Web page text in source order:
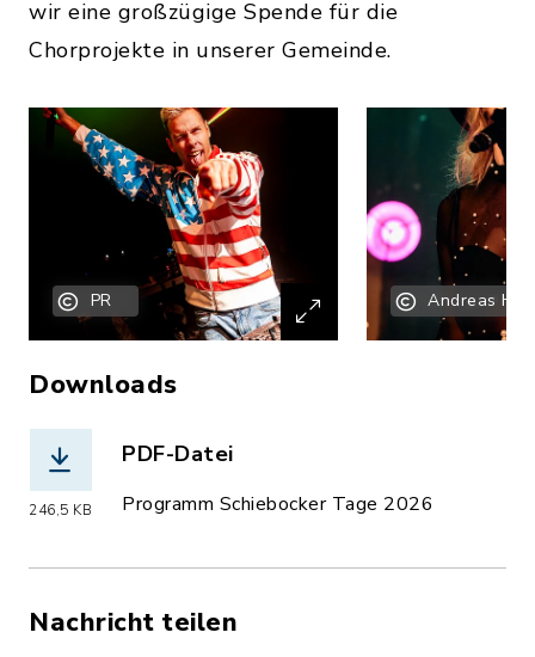
wir eine großzügige Spende für die
Chorprojekte in unserer Gemeinde.
PR Andreas
Downloads
246,5 KB
PDF-Datei
(Dateiname:
Programm Schiebocker Tage 2026
Nachricht teilen